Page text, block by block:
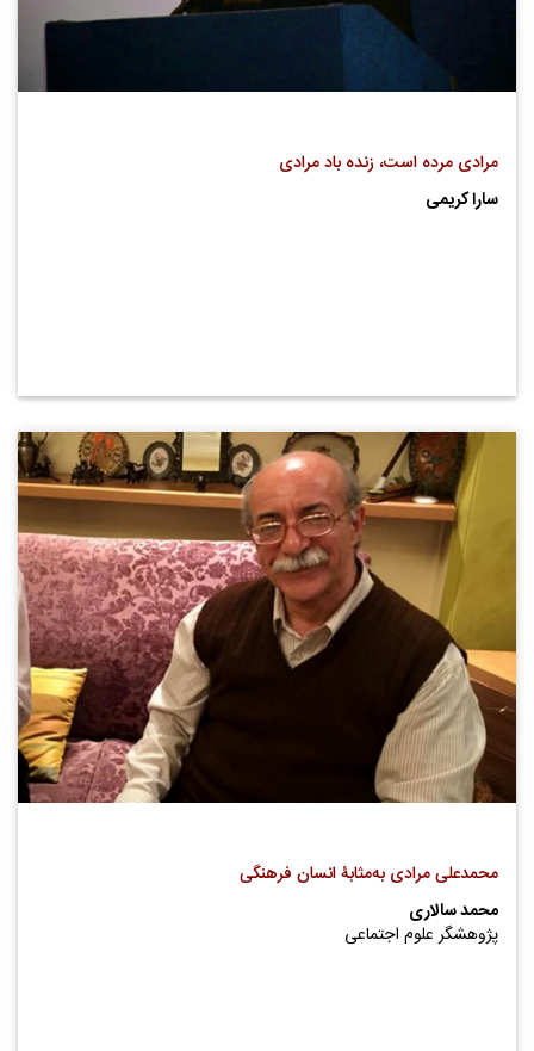
مرادی مرده است، زنده باد مرادی
سارا کریمی
محمدعلی مرادی به‌مثابۀ انسان فرهنگی
محمد سالاری
پژوهشگر علوم اجتماعی